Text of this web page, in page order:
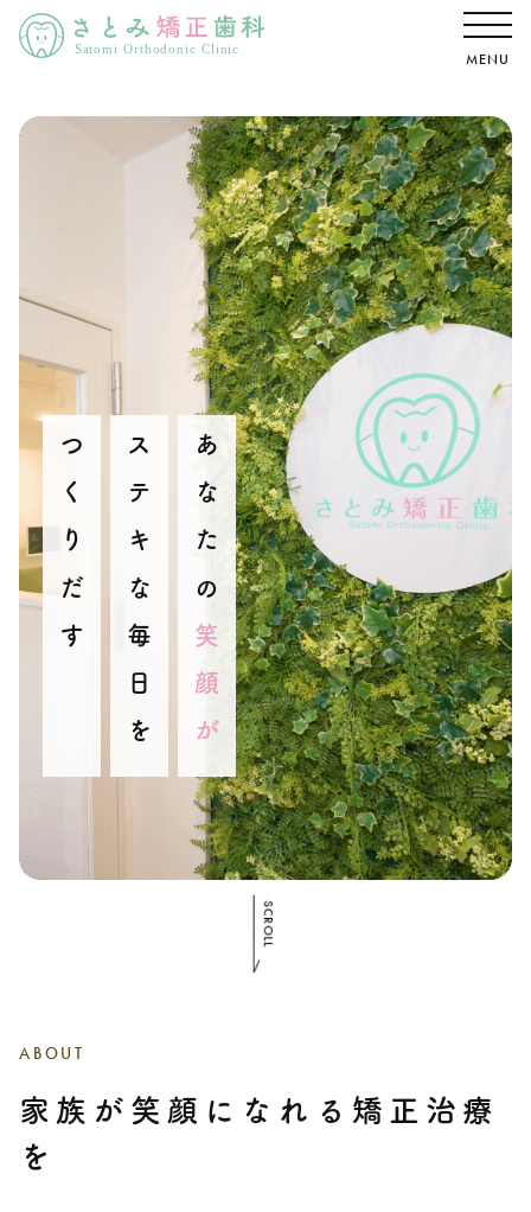
MENU
あなたの
笑顔が
ステキな毎日を
つくりだす
SCROLL
ABOUT
家族が笑顔になれる矯正治療
を